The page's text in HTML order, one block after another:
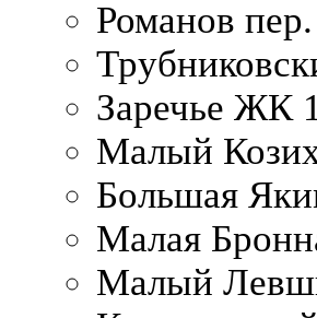
Романов
Заречье ЖК
Малый
Большая
Малая
Малый